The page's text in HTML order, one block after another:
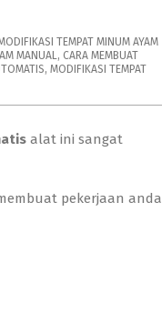
TEMPAT MINUM AYAM
MANUAL, CARA MEMBUAT
, MODIFIKASI TEMPAT
alat ini sangat
pekerjaan anda